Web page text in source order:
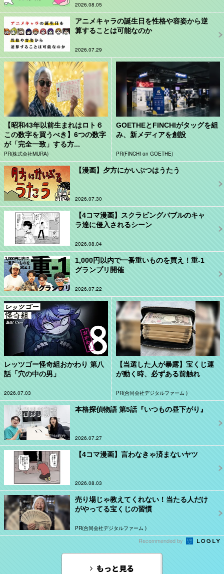
2026.08.05
アニメキャラの誕生日を性格や容姿から逆
算することは可能なのか
2026.07.29
【昭和43年以前生まれはロト６
この数字を買うべき】6つの数字
が「完全一致」する方...
PR(株式会社MURA)
GOETHEとFINCHIがタッグを組
み、新メディアを創設
PR(FINCHI on GOETHE)
【漫画】夕方にかいぶつはうたう
2026.07.30
【4コマ漫画】スクラビングバブルのキャ
ラ達に侵入されるシーン
2026.08.04
1,000円以内で一番重いものを買え！重-1
グランプリ開催
2026.07.22
レッツゴー怪奇組おかわり 第八
話「穴の中の男」
2026.07.03
【当選した人が暴露】宝くじ運
が動く時、必ずある前触れ
PR(合同会社デジタルファーム )
本格探偵物語 第5話『いつもの昼下がり』
2026.07.27
【4コマ漫画】言わなきゃ済まないヤツ
2026.08.03
売り場じゃ教えてくれない！当たる人だけ
がやってる宝くじの習慣
PR(合同会社デジタルファーム )
Recommended by
もっと見る